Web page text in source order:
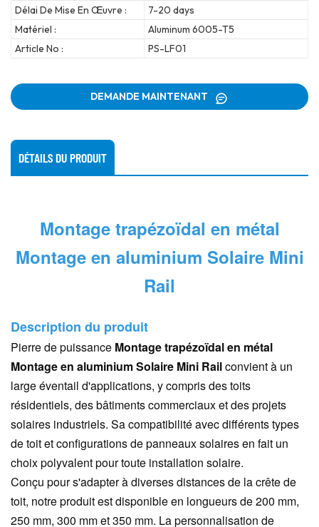
Délai De Mise En Œuvre :
7-20 days
Matériel :
Aluminum 6005-T5
Article No :
PS-LF01
DEMANDE MAINTENANT
DÉTAILS DU PRODUIT
Montage trapézoïdal en métal
Montage en aluminium Solaire Mini
Rail
Description du produit
Pierre de puissance Montage trapézoïdal en métal
Montage en aluminium Solaire Mini Railconvient à un
large éventail d'applications, y compris des toits
résidentiels, des bâtiments commerciaux et des projets
solaires industriels. Sa compatibilité avec différents types
de toit et configurations de panneaux solaires en fait un
choix polyvalent pour toute installation solaire.
Conçu pour s'adapter à diverses distances de la crête de
toit, notre produit est disponible en longueurs de 200 mm,
250 mm, 300 mm et 350 mm. La personnalisation de